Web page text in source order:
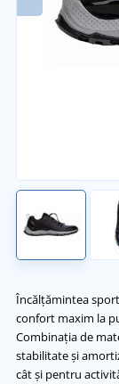
Încălțămintea
confort maxim la
Combinația de
stabilitate și
cât și pentru